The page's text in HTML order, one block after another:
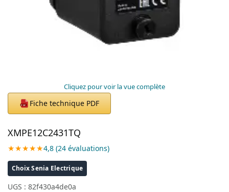
Cliquez pour voir la vue complète
PDF Fiche technique PDF
XMPE12C2431TQ
★★★★★4,8 (24 évaluations)
Choix Senia Electrique
UGS : 82f430a4de0a